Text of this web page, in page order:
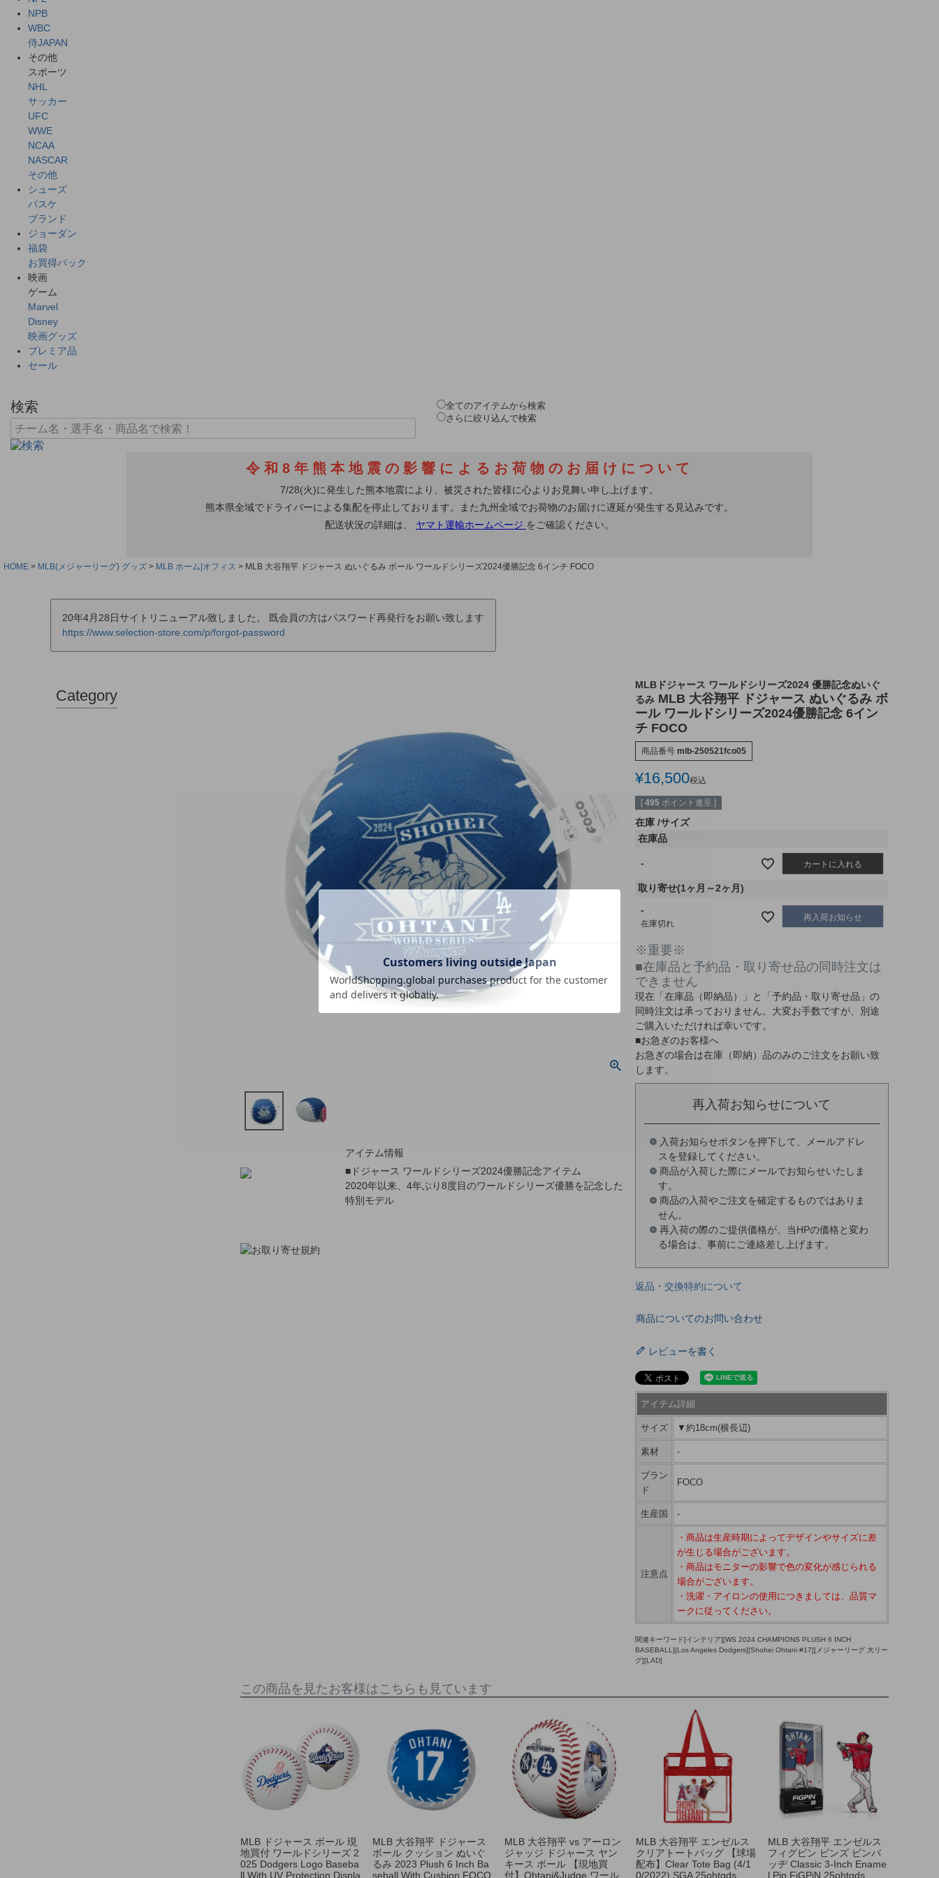
NPB
WBC
侍JAPAN
その他
スポーツ
NHL
サッカー
UFC
WWE
NCAA
NASCAR
その他
シューズ
バスケ
ブランド
ジョーダン
福袋
お買得パック
映画
ゲーム
Marvel
Disney
映画グッズ
プレミア品
セール
検索
全てのアイテムから検索
さらに絞り込んで検索
HOME MLB(メジャーリーグ) グッズ MLB ホーム|オフィス MLB 大谷翔平 ドジャース ぬいぐるみ ボール ワールドシリーズ2024優勝記念 6インチ FOCO
20年4月28日サイトリニューアル致しました。 既会員の方はパスワード再発行をお願い致します
https://www.selection-store.com/p/forgot-password
Category
アイテム情報
■ドジャース ワールドシリーズ2024優勝記念アイテム
2020年以来、4年ぶり8度目のワールドシリーズ優勝を記念した
特別モデル
MLBドジャース ワールドシリーズ2024 優勝記念ぬいぐ
るみ MLB 大谷翔平 ドジャース ぬいぐるみ ボ
ール ワールドシリーズ2024優勝記念 6イン
チ FOCO
商品番号 mlb-250521fco05
¥16,500税込
[ 495 ポイント進呈 ]
在庫 サイズ
在庫品
- カートに入れる
取り寄せ(1ヶ月～2ヶ月)
-
在庫切れ
再入荷お知らせ
※重要※
■在庫品と予約品・取り寄せ品の同時注文は
できません
現在 「在庫品（即納品）」 と 「予約品・取り寄せ品」 の
同時注文は承っておりません。大変お手数ですが、別途
ご購入いただければ幸いです。
■お急ぎのお客様へ
お急ぎの場合は在庫（即納）品のみのご注文をお願い致
します。
再入荷お知らせについて
入荷お知らせボタンを押下して、メールアドレ
スを登録してください。
商品が入荷した際にメールでお知らせいたしま
す。
商品の入荷やご注文を確定するものではありま
せん。
再入荷の際のご提供価格が、当HPの価格と変わ
る場合は、事前にご連絡差し上げます。
返品・交換特約について
商品についてのお問い合わせ
レビューを書く
アイテム詳細
サイズ ▼約18cm(横長辺)
素材 -
ブラン
ド
FOCO
生産国 -
注意点
・商品は生産時期によってデザインやサイズに差
が生じる場合がございます。
・商品はモニターの影響で色の変化が感じられる
場合がございます。
・洗濯・アイロンの使用につきましては、品質マ
ークに従ってください。
関連キーワード[インテリア][WS 2024 CHAMPIONS PLUSH 6 INCH
BASEBALL][Los Angeles Dodgers][Shohei Ohtani #17][メジャーリーグ 大リー
グ][LAD]
この商品を見たお客様はこちらも見ています
MLB ドジャース ボール 現
地買付 ワールドシリーズ 2
025 Dodgers Logo Baseba
ll With UV Protection Displa
MLB 大谷翔平 ドジャース
ボール クッション ぬいぐ
るみ 2023 Plush 6 Inch Ba
seball With Cushion FOCO
MLB 大谷翔平 vs アーロン
ジャッジ ドジャース ヤン
キース ボール 【現地買
付】Ohtani&Judge ワール
MLB 大谷翔平 エンゼルス
クリアトートバッグ 【球場
配布】Clear Tote Bag (4/1
0/2022) SGA 25ohtgds
MLB 大谷翔平 エンゼルス
フィグピン ピンズ ピンバ
ッヂ Classic 3-Inch Ename
l Pin FiGPiN 25ohtgds